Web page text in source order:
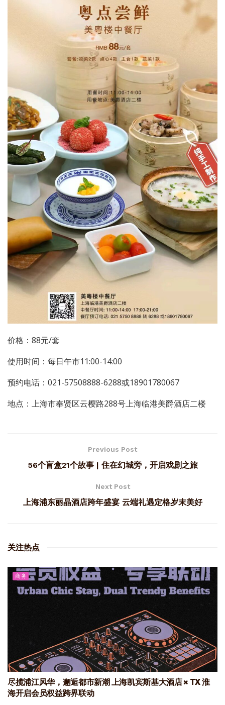
价格：88元/套
使用时间：每日午市11:00-14:00
预约电话：021-57508888-6288或18901780067
地点：上海市奉贤区云樱路288号上海临港美爵酒店二楼
Previous Post
56个盲盒21个故事 | 住在幻城旁，开启戏剧之旅
Next Post
上海浦东丽晶酒店跨年盛宴 云端礼遇定格岁末美好
关注热点
商务
尽揽浦江风华，邂逅都市新潮 上海凯宾斯基大酒店 × TX 淮
海开启会员权益跨界联动